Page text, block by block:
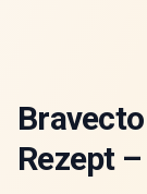
Rezept